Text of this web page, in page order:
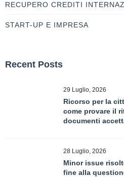
RECUPERO CREDITI
START-UP E IMPRESA
Recent Posts
29 Luglio, 2026
Ricorso per la
come provare il
documenti
28 Luglio, 2026
Minor issue
fine alla